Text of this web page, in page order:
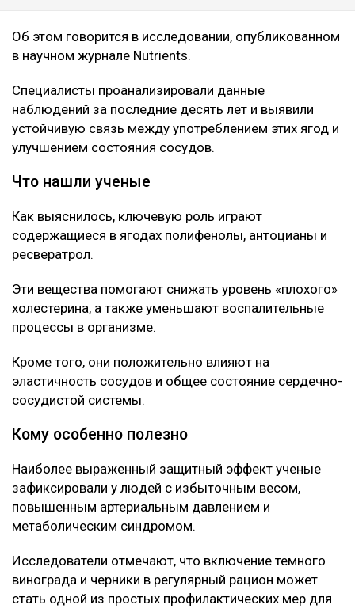
Об этом говорится в исследовании, опубликованном
в научном журнале Nutrients.
Специалисты проанализировали данные
наблюдений за последние десять лет и выявили
устойчивую связь между употреблением этих ягод и
улучшением состояния сосудов.
Что нашли ученые
Как выяснилось, ключевую роль играют
содержащиеся в ягодах полифенолы, антоцианы и
ресвератрол.
Эти вещества помогают снижать уровень «плохого»
холестерина, а также уменьшают воспалительные
процессы в организме.
Кроме того, они положительно влияют на
эластичность сосудов и общее состояние сердечно-
сосудистой системы.
Кому особенно полезно
Наиболее выраженный защитный эффект ученые
зафиксировали у людей с избыточным весом,
повышенным артериальным давлением и
метаболическим синдромом.
Исследователи отмечают, что включение темного
винограда и черники в регулярный рацион может
стать одной из простых профилактических мер для